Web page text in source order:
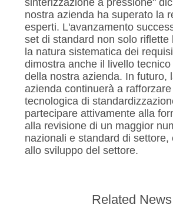
sinterizzazione a pressione"
nostra azienda ha superato la
esperti. L'avanzamento
set di standard non solo riflette
la natura sistematica dei
dimostra anche il livello
della nostra azienda. In futuro,
azienda continuerà a
tecnologica di
partecipare attivamente alla
alla revisione di un maggior
nazionali e standard di settore,
allo sviluppo del settore.
Related News